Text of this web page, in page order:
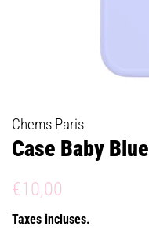
Chems Paris
Case Baby Blue
Prix
€10,00
Taxes incluses.